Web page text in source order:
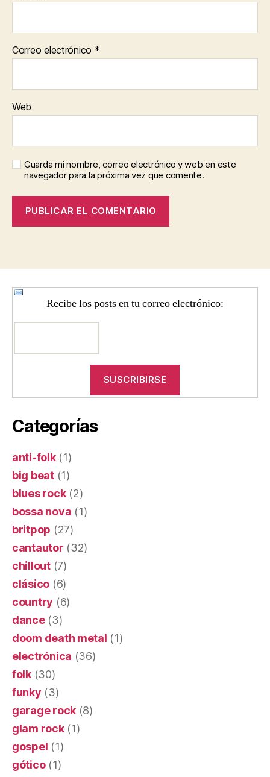
Correo electrónico *
Web
Guarda mi nombre, correo electrónico y web en este
navegador para la próxima vez que comente.
Recibe los posts en tu correo electrónico:
Categorías
anti-folk(1)
big beat(1)
blues rock(2)
bossa nova (1)
britpop (27)
cantautor (32)
chillout(7)
clásico (6)
country (6)
dance(3)
doom death metal (1)
electrónica (36)
folk(30)
funky (3)
garage rock (8)
glam rock(1)
gospel (1)
gótico(1)